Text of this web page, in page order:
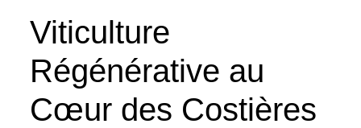
Viticulture
Régénérative au
Cœur des Costières